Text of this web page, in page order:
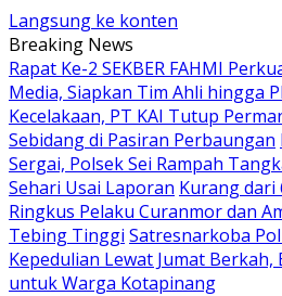
Langsung ke konten
Breaking News
Rapat Ke-2 SEKBER FAHMI
Media, Siapkan Tim Ahli hingga
Kecelakaan, PT KAI Tutup
Sebidang di Pasiran Perbaungan
Sergai, Polsek Sei Rampah
Sehari Usai Laporan Kurang dari
Ringkus Pelaku Curanmor dan
Tebing Tinggi Satresnarkoba
Kepedulian Lewat Jumat
untuk Warga Kotapinang